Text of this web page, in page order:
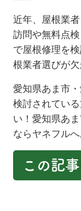
近年、屋根業
訪問や無料点
で屋根修理を
根業者選びが欠
愛知県あま市
検討されてい
い！愛知県あ
ならヤネフル
この記